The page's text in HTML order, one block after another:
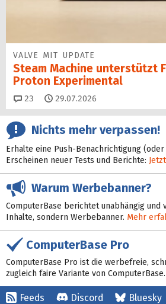
VALVE MIT UPDATE
Steam Machine unterstützt
Proton Experimental
23 Kommentare
29.07.2026
Nichts mehr verpassen!
Erhalte eine Push-Benachrichtigung
Erscheinen neuer Tests und Berichte:
Warum Werbebanner?
ComputerBase berichtet unabhängig und
Inhalte, sondern Werbebanner. Mehr
ComputerBase Pro
ComputerBase Pro ist die werbefreie,
zugleich faire Variante von ComputerBase.
Feeds Discord Bluesky